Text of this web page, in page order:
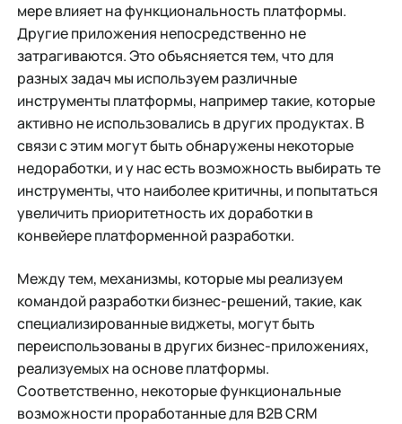
мере влияет на функциональность платформы.
Другие приложения непосредственно не
затрагиваются. Это объясняется тем, что для
разных задач мы используем различные
инструменты платформы, например такие, которые
активно не использовались в других продуктах. В
связи с этим могут быть обнаружены некоторые
недоработки, и у нас есть возможность выбирать те
инструменты, что наиболее критичны, и попытаться
увеличить приоритетность их доработки в
конвейере платформенной разработки.
Между тем, механизмы, которые мы реализуем
командой разработки бизнес-решений, такие, как
специализированные виджеты, могут быть
переиспользованы в других бизнес-приложениях,
реализуемых на основе платформы.
Соответственно, некоторые функциональные
возможности проработанные для B2B CRM